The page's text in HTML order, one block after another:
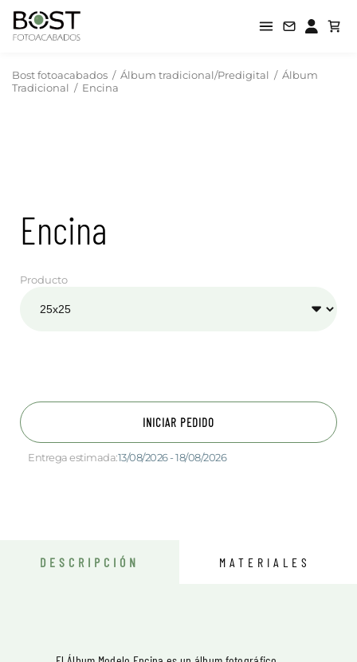
Bost fotoacabados / Álbum tradicional/Predigital / Álbum
Tradicional / Encina
Encina
Producto
INICIAR PEDIDO
Entrega estimada:13/08/2026 - 18/08/2026
DESCRIPCIÓN MATERIALES